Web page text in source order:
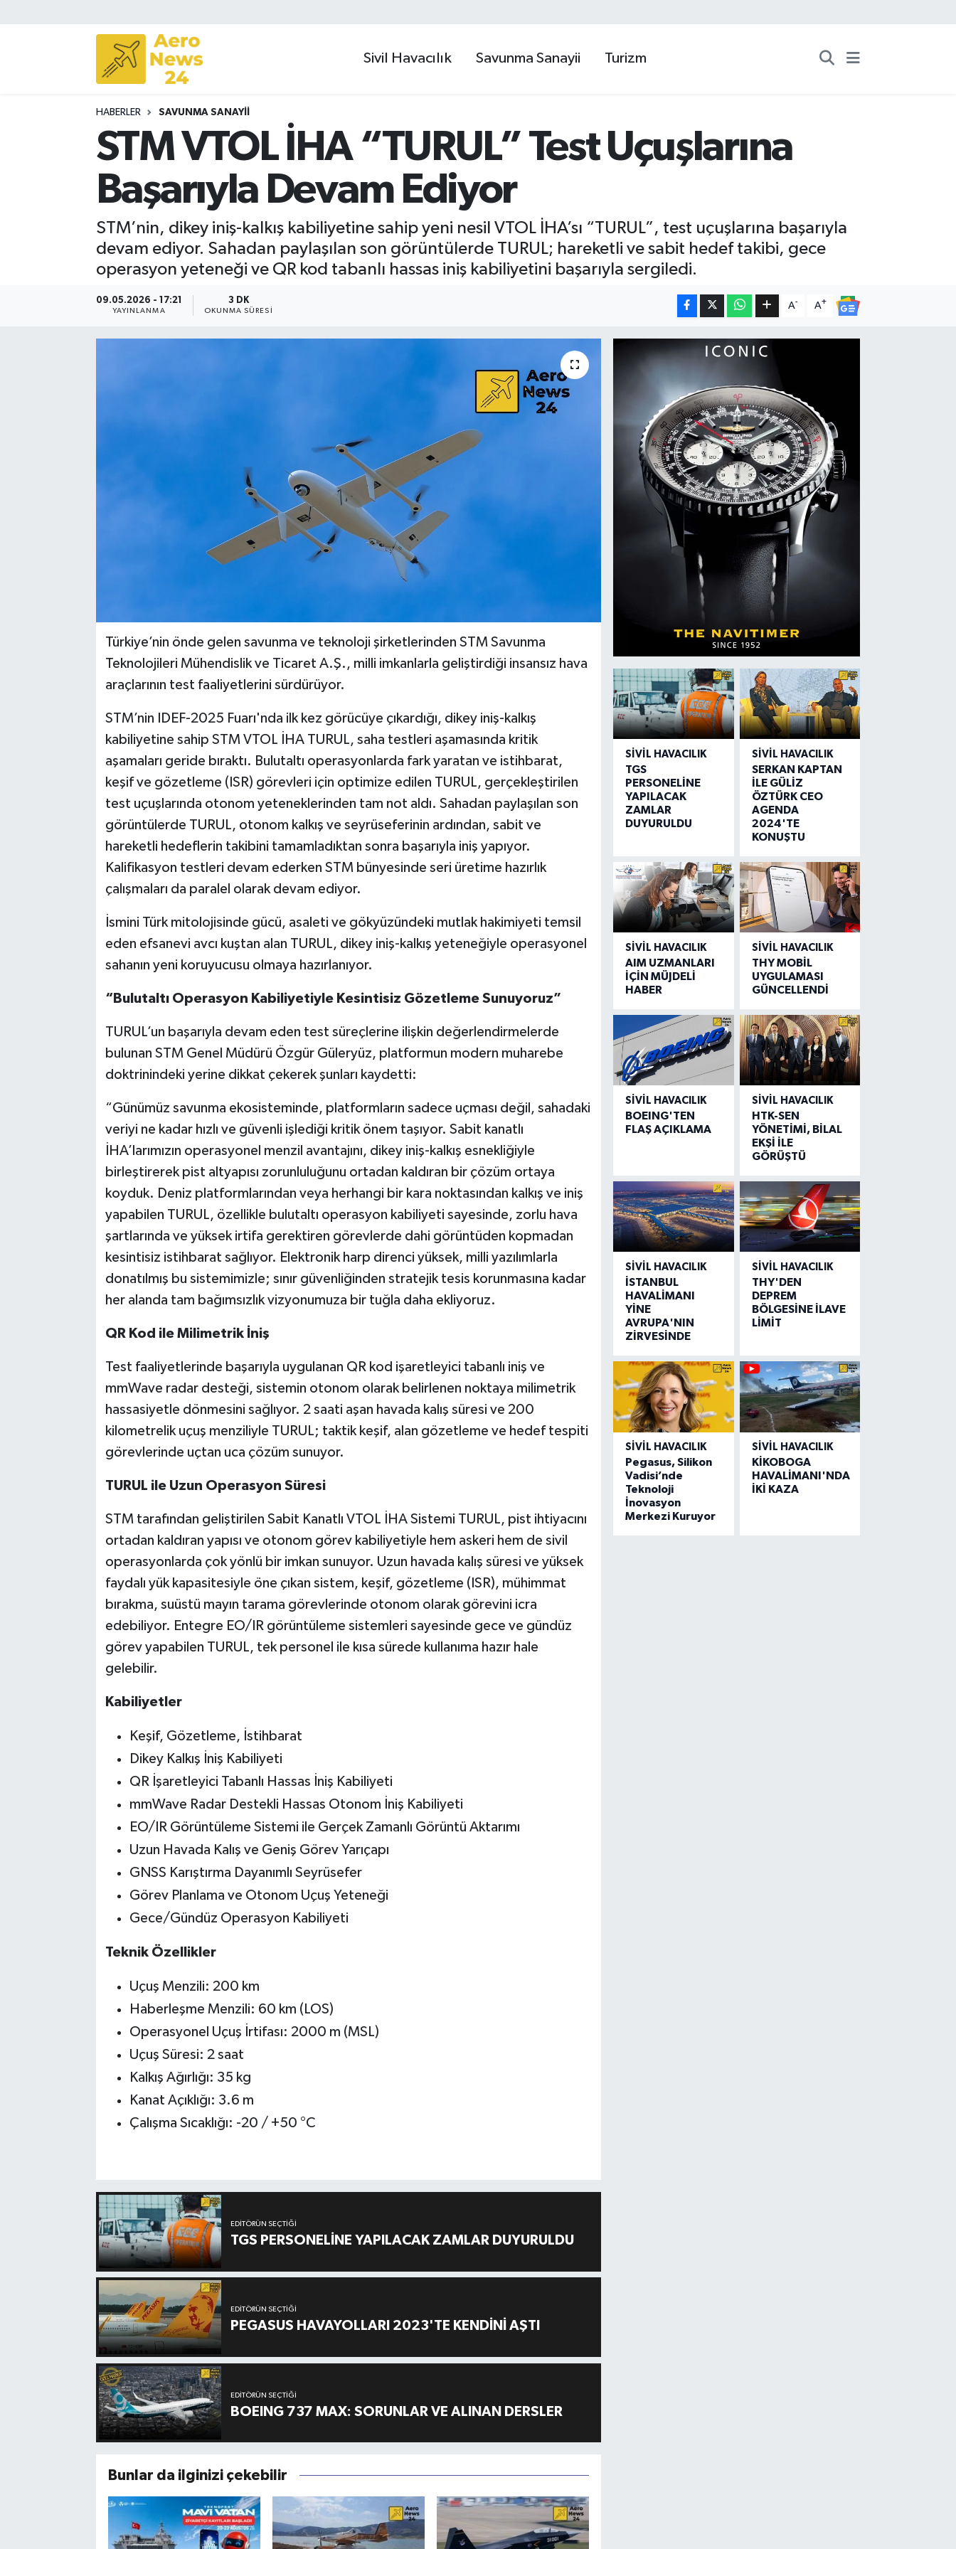
Sivil Havacılık Savunma Sanayii Turizm
HABERLER SAVUNMA SANAYII
STM VTOL İHA “TURUL” Test Uçuşlarına
Başarıyla Devam Ediyor
STM’nin, dikey iniş-kalkış kabiliyetine sahip yeni nesil VTOL İHA’sı “TURUL”, test uçuşlarına başarıyla
devam ediyor. Sahadan paylaşılan son görüntülerde TURUL; hareketli ve sabit hedef takibi, gece
operasyon yeteneği ve QR kod tabanlı hassas iniş kabiliyetini başarıyla sergiledi.
09.05.2026 - 17:21
YAYINLANMA
3 DK
OKUNMA SÜRESI
A- A+
Türkiye’nin önde gelen savunma ve teknoloji şirketlerinden STM Savunma
Teknolojileri Mühendislik ve Ticaret A.Ş., milli imkanlarla geliştirdiği insansız hava
araçlarının test faaliyetlerini sürdürüyor.
STM’nin IDEF-2025 Fuarı'nda ilk kez görücüye çıkardığı, dikey iniş-kalkış
kabiliyetine sahip STM VTOL İHA TURUL, saha testleri aşamasında kritik
aşamaları geride bıraktı. Bulutaltı operasyonlarda fark yaratan ve istihbarat,
keşif ve gözetleme (ISR) görevleri için optimize edilen TURUL, gerçekleştirilen
test uçuşlarında otonom yeteneklerinden tam not aldı. Sahadan paylaşılan son
görüntülerde TURUL, otonom kalkış ve seyrüseferinin ardından, sabit ve
hareketli hedeflerin takibini tamamladıktan sonra başarıyla iniş yapıyor.
Kalifikasyon testleri devam ederken STM bünyesinde seri üretime hazırlık
çalışmaları da paralel olarak devam ediyor.
İsmini Türk mitolojisinde gücü, asaleti ve gökyüzündeki mutlak hakimiyeti temsil
eden efsanevi avcı kuştan alan TURUL, dikey iniş-kalkış yeteneğiyle operasyonel
sahanın yeni koruyucusu olmaya hazırlanıyor.
“Bulutaltı Operasyon Kabiliyetiyle Kesintisiz Gözetleme Sunuyoruz”
TURUL’un başarıyla devam eden test süreçlerine ilişkin değerlendirmelerde
bulunan STM Genel Müdürü Özgür Güleryüz, platformun modern muharebe
doktrinindeki yerine dikkat çekerek şunları kaydetti:
“Günümüz savunma ekosisteminde, platformların sadece uçması değil, sahadaki
veriyi ne kadar hızlı ve güvenli işlediği kritik önem taşıyor. Sabit kanatlı
İHA’larımızın operasyonel menzil avantajını, dikey iniş-kalkış esnekliğiyle
birleştirerek pist altyapısı zorunluluğunu ortadan kaldıran bir çözüm ortaya
koyduk. Deniz platformlarından veya herhangi bir kara noktasından kalkış ve iniş
yapabilen TURUL, özellikle bulutaltı operasyon kabiliyeti sayesinde, zorlu hava
şartlarında ve yüksek irtifa gerektiren görevlerde dahi görüntüden kopmadan
kesintisiz istihbarat sağlıyor. Elektronik harp direnci yüksek, milli yazılımlarla
donatılmış bu sistemimizle; sınır güvenliğinden stratejik tesis korunmasına kadar
her alanda tam bağımsızlık vizyonumuza bir tuğla daha ekliyoruz.
QR Kod ile Milimetrik İniş
Test faaliyetlerinde başarıyla uygulanan QR kod işaretleyici tabanlı iniş ve
mmWave radar desteği, sistemin otonom olarak belirlenen noktaya milimetrik
hassasiyetle dönmesini sağlıyor. 2 saati aşan havada kalış süresi ve 200
kilometrelik uçuş menziliyle TURUL; taktik keşif, alan gözetleme ve hedef tespiti
görevlerinde uçtan uca çözüm sunuyor.
TURUL ile Uzun Operasyon Süresi
STM tarafından geliştirilen Sabit Kanatlı VTOL İHA Sistemi TURUL, pist ihtiyacını
ortadan kaldıran yapısı ve otonom görev kabiliyetiyle hem askeri hem de sivil
operasyonlarda çok yönlü bir imkan sunuyor. Uzun havada kalış süresi ve yüksek
faydalı yük kapasitesiyle öne çıkan sistem, keşif, gözetleme (ISR), mühimmat
bırakma, suüstü mayın tarama görevlerinde otonom olarak görevini icra
edebiliyor. Entegre EO/IR görüntüleme sistemleri sayesinde gece ve gündüz
görev yapabilen TURUL, tek personel ile kısa sürede kullanıma hazır hale
gelebilir.
Kabiliyetler
Keşif, Gözetleme, İstihbarat
Dikey Kalkış İniş Kabiliyeti
QR İşaretleyici Tabanlı Hassas İniş Kabiliyeti
mmWave Radar Destekli Hassas Otonom İniş Kabiliyeti
EO/IR Görüntüleme Sistemi ile Gerçek Zamanlı Görüntü Aktarımı
Uzun Havada Kalış ve Geniş Görev Yarıçapı
GNSS Karıştırma Dayanımlı Seyrüsefer
Görev Planlama ve Otonom Uçuş Yeteneği
Gece/Gündüz Operasyon Kabiliyeti
Teknik Özellikler
Uçuş Menzili: 200 km
Haberleşme Menzili: 60 km (LOS)
Operasyonel Uçuş İrtifası: 2000 m (MSL)
Uçuş Süresi: 2 saat
Kalkış Ağırlığı: 35 kg
Kanat Açıklığı: 3.6 m
Çalışma Sıcaklığı: -20 / +50 °C
EDITÖRÜN SEÇTIĞI
TGS PERSONELİNE YAPILACAK ZAMLAR DUYURULDU
EDITÖRÜN SEÇTIĞI
PEGASUS HAVAYOLLARI 2023'TE KENDİNİ AŞTI
EDITÖRÜN SEÇTIĞI
BOEING 737 MAX: SORUNLAR VE ALINAN DERSLER
Bunlar da ilginizi çekebilir
SIVIL HAVACILIK
TGS
PERSONELİNE
YAPILACAK
ZAMLAR
DUYURULDU
SIVIL HAVACILIK
SERKAN KAPTAN
İLE GÜLİZ
ÖZTÜRK CEO
AGENDA
2024'TE
KONUŞTU
SIVIL HAVACILIK
AIM UZMANLARI
İÇİN MÜJDELİ
HABER
SIVIL HAVACILIK
THY MOBİL
UYGULAMASI
GÜNCELLENDİ
SIVIL HAVACILIK
BOEING'TEN
FLAŞ AÇIKLAMA
SIVIL HAVACILIK
HTK-SEN
YÖNETİMİ, BİLAL
EKŞİ İLE
GÖRÜŞTÜ
SIVIL HAVACILIK
İSTANBUL
HAVALİMANI
YİNE
AVRUPA'NIN
ZİRVESİNDE
SIVIL HAVACILIK
THY'DEN
DEPREM
BÖLGESİNE İLAVE
LİMİT
SIVIL HAVACILIK
Pegasus, Silikon
Vadisi’nde
Teknoloji
İnovasyon
Merkezi Kuruyor
SIVIL HAVACILIK
KİKOBOGA
HAVALİMANI'NDA
İKİ KAZA
Sivil Havacılık